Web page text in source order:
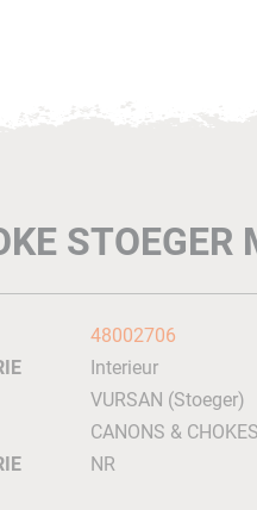
48002706
Interieur
VURSAN (Stoeger)
CANONS & CHOKES
NR